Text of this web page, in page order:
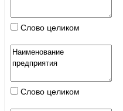
Слово целиком
Слово целиком